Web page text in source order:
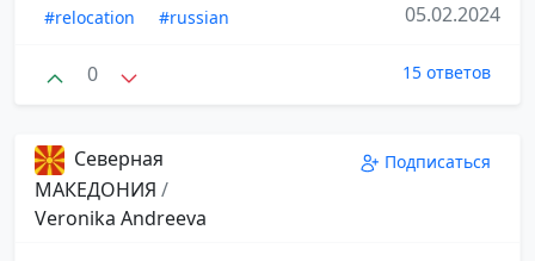
#relocation #russian 05.02.2024
0 15 ответов
Северная
МАКЕДОНИЯ /
Veronika Andreeva
Подписаться